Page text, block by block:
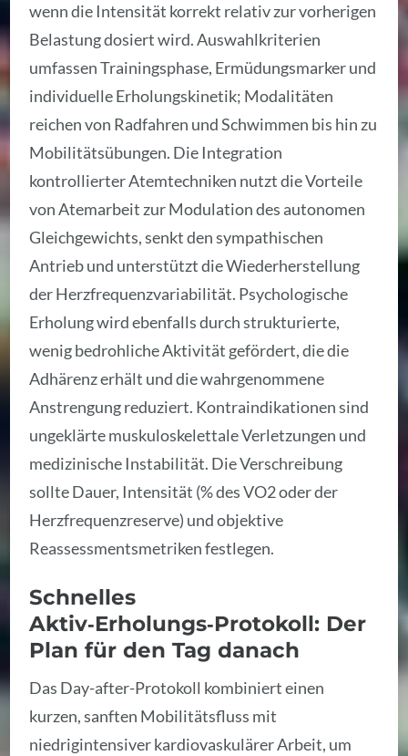
wenn die Intensität korrekt relativ zur vorherigen
Belastung dosiert wird. Auswahlkriterien
umfassen Trainingsphase, Ermüdungsmarker und
individuelle Erholungskinetik; Modalitäten
reichen von Radfahren und Schwimmen bis hin zu
Mobilitätsübungen. Die Integration
kontrollierter Atemtechniken nutzt die Vorteile
von Atemarbeit zur Modulation des autonomen
Gleichgewichts, senkt den sympathischen
Antrieb und unterstützt die Wiederherstellung
der Herzfrequenzvariabilität. Psychologische
Erholung wird ebenfalls durch strukturierte,
wenig bedrohliche Aktivität gefördert, die die
Adhärenz erhält und die wahrgenommene
Anstrengung reduziert. Kontraindikationen sind
ungeklärte muskuloskelettale Verletzungen und
medizinische Instabilität. Die Verschreibung
sollte Dauer, Intensität (% des VO2 oder der
Herzfrequenzreserve) und objektive
Reassessmentsmetriken festlegen.
Schnelles
Aktiv‑Erholungs‑Protokoll: Der
Plan für den Tag danach
Das Day-after-Protokoll kombiniert einen
kurzen, sanften Mobilitätsfluss mit
niedrigintensiver kardiovaskulärer Arbeit, um